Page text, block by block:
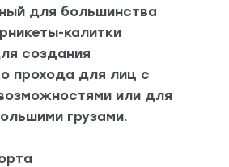
для большинства
калитки
создания
прохода для лиц с
или для
грузами.